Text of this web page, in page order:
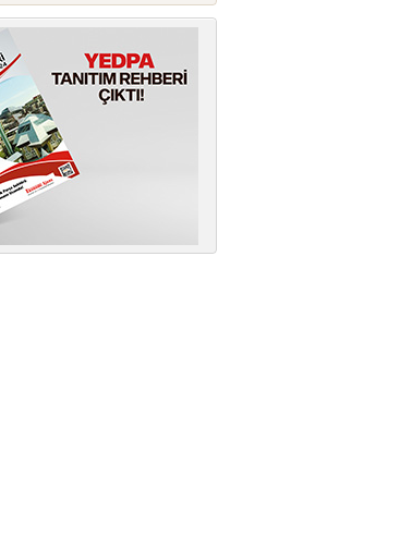
AVRUPA’NIN REKABETÇİLİĞİNDE
TÜRKİYE’NİN KRİTİK ROLÜ
Birliği'nin "Made in EU" yak...
KaguTech Systems,İŞLETMENİZİ
DİJİTAL DÖNÜŞÜMLE GELECEĞE
TAŞIYOR
KaguTechSystems ile sıradan...
AĞIR TİCARİ ARAÇLAR SATIŞ
SONRASI PAZARI 2,7 MİLYAR
birliğiyle hazırladığı "2...